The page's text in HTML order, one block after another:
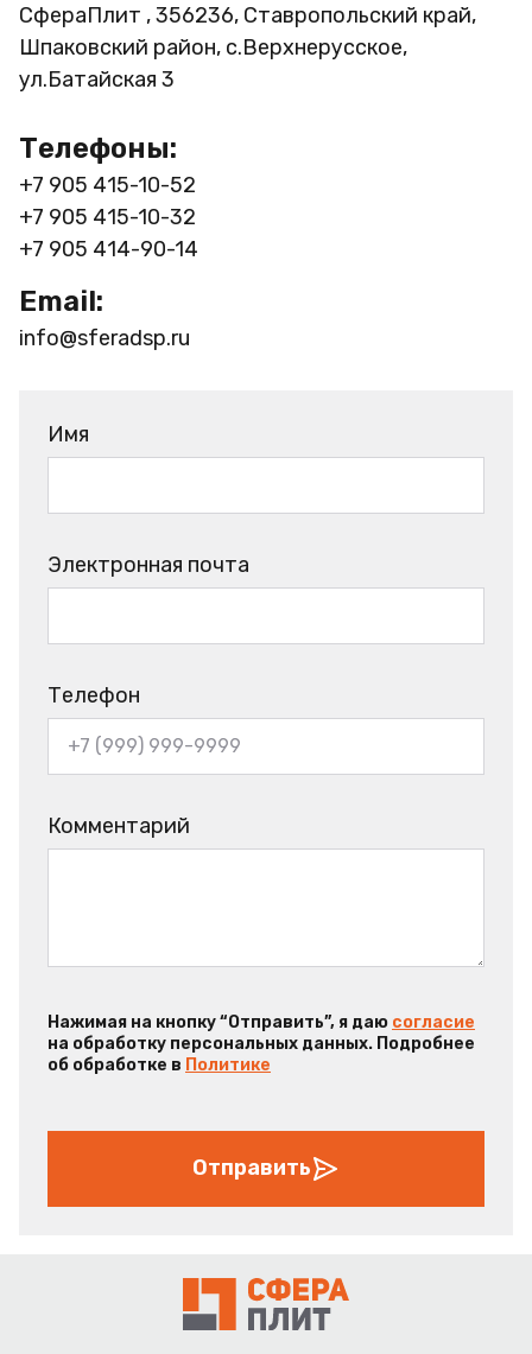
СфераПлит , 356236, Ставропольский край,
Шпаковский район, с.Верхнерусское,
ул.Батайская 3
Телефоны:
+7 905 415-10-52
+7 905 415-10-32
+7 905 414-90-14
Email:
info@sferadsp.ru
Имя
Электронная почта
Телефон
Комментарий
Нажимая на кнопку “Отправить”, я даю согласие
на обработку персональных данных. Подробнее
об обработке в Политике
Отправить